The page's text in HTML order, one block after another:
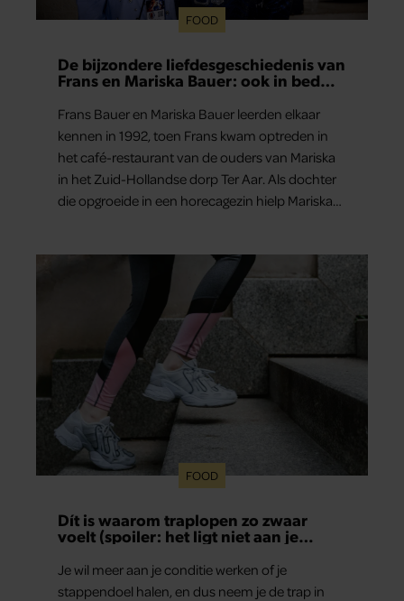
FOOD
De bijzondere liefdesgeschiedenis van
Frans en Mariska Bauer: ook in bed
Frans Bauer en Mariska Bauer leerden elkaar
kennen in 1992, toen Frans kwam optreden in
het café-restaurant van de ouders van Mariska
in het Zuid-Hollandse dorp Ter Aar. Als dochter
die opgroeide in een horecagezin hielp Mariska
FOOD
Dít is waarom traplopen zo zwaar
voelt (spoiler: het ligt niet aan je
Je wil meer aan je conditie werken of je
stappendoel halen, en dus neem je de trap in